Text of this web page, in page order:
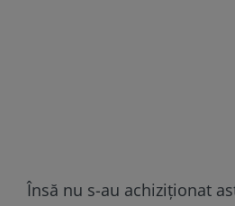
Însă nu s-au achiziționat